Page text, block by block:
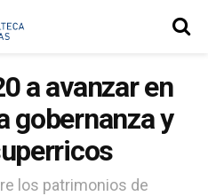
a avanzar en
gobernanza y
los patrimonios de